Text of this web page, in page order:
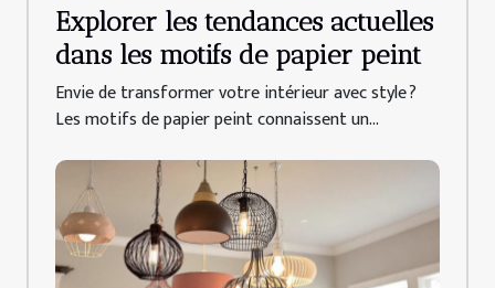
Explorer les tendances actuelles
dans les motifs de papier peint
Envie de transformer votre intérieur avec style ?
Les motifs de papier peint connaissent un...